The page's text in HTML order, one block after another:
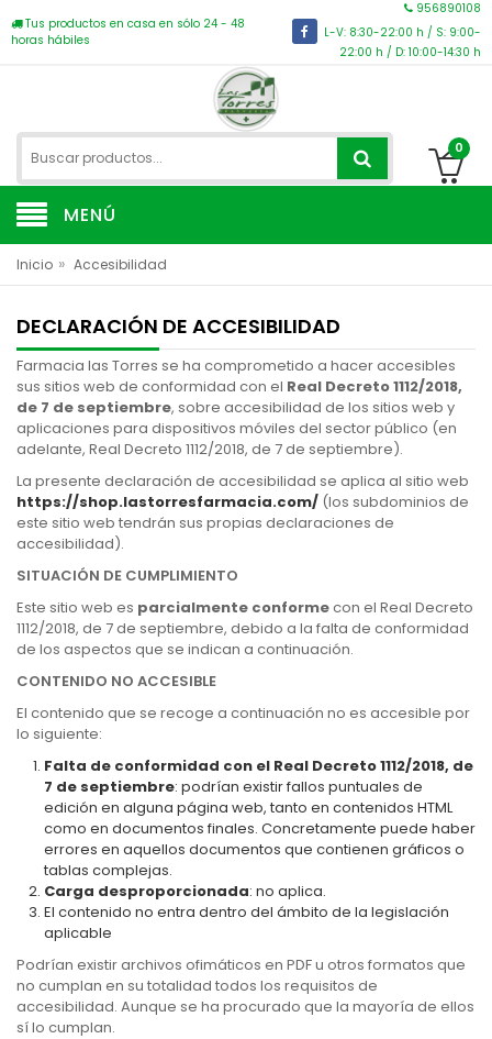
Tus productos en casa en sólo 24 - 48
horas hábiles
956890108
L-V: 8:30-22:00 h / S: 9:00-
22:00 h / D: 10:00-14:30 h
0
MENÚ
Inicio » Accesibilidad
DECLARACIÓN DE ACCESIBILIDAD
Farmacia las Torres se ha comprometido a hacer accesibles
sus sitios web de conformidad con el Real Decreto 1112/2018,
de 7 de septiembre, sobre accesibilidad de los sitios web y
aplicaciones para dispositivos móviles del sector público (en
adelante, Real Decreto 1112/2018, de 7 de septiembre).
La presente declaración de accesibilidad se aplica al sitio web
https://shop.lastorresfarmacia.com/ (los subdominios de
este sitio web tendrán sus propias declaraciones de
accesibilidad).
SITUACIÓN DE CUMPLIMIENTO
Este sitio web es parcialmente conformecon el Real Decreto
1112/2018, de 7 de septiembre, debido a la falta de conformidad
de los aspectos que se indican a continuación.
CONTENIDO NO ACCESIBLE
El contenido que se recoge a continuación no es accesible por
lo siguiente:
Falta de conformidad con el Real Decreto 1112/2018, de
7 de septiembre: podrían existir fallos puntuales de
edición en alguna página web, tanto en contenidos HTML
como en documentos finales. Concretamente puede haber
errores en aquellos documentos que contienen gráficos o
tablas complejas.
Carga desproporcionada: no aplica.
El contenido no entra dentro del ámbito de la legislación
aplicable
Podrían existir archivos ofimáticos en PDF u otros formatos que
no cumplan en su totalidad todos los requisitos de
accesibilidad. Aunque se ha procurado que la mayoría de ellos
sí lo cumplan.